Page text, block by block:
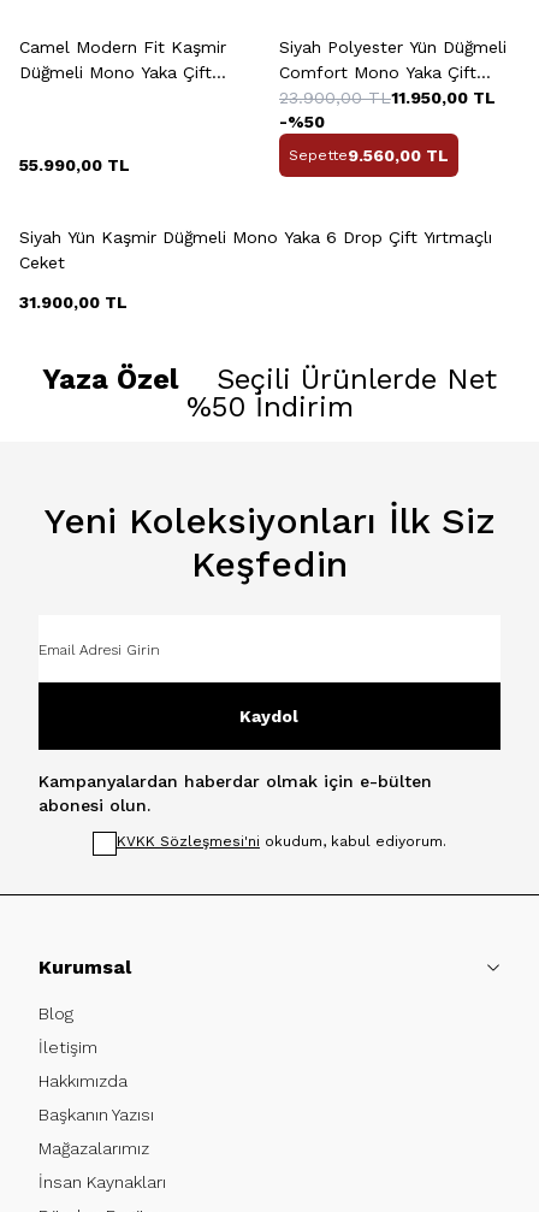
Camel Modern Fit Kaşmir
Düğmeli Mono Yaka Çift
55.990,00 TL
Siyah Polyester Yün Düğmeli
Comfort Mono Yaka Çift
Yırtmaçlı Drop Ceket
23.900,00TL11.950,00 TL
-%50
Sepette9.560,00 TL
Siyah Yün Kaşmir Düğmeli Mono Yaka 6 Drop Çift Yırtmaçlı
Ceket
31.900,00 TL
Yaza ÖzelSeçili Ürünlerde Net
%50 İndirim
Yeni Koleksiyonları İlk Siz
Keşfedin
Kaydol
Kampanyalardan haberdar olmak için e-bülten
abonesi olun.
KVKK Sözleşmesi'ni okudum, kabul ediyorum.
Kurumsal
Blog
İletişim
Hakkımızda
Başkanın Yazısı
Mağazalarımız
İnsan Kaynakları